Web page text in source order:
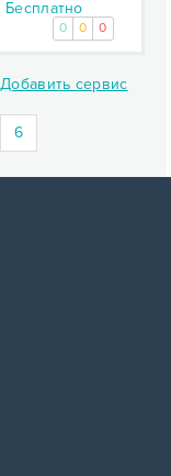
Бесплатно
0 0 0
Добавить сервис
6